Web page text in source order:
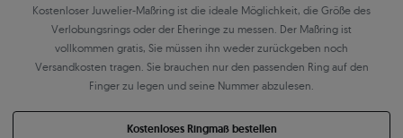
Kostenloser Juwelier-Maßring ist die ideale Möglichkeit, die Größe des
Verlobungsrings oder der Eheringe zu messen. Der Maßring ist
vollkommen gratis, Sie müssen ihn weder zurückgeben noch
Versandkosten tragen. Sie brauchen nur den passenden Ring auf den
Finger zu legen und seine Nummer abzulesen.
Kostenloses Ringmaß bestellen